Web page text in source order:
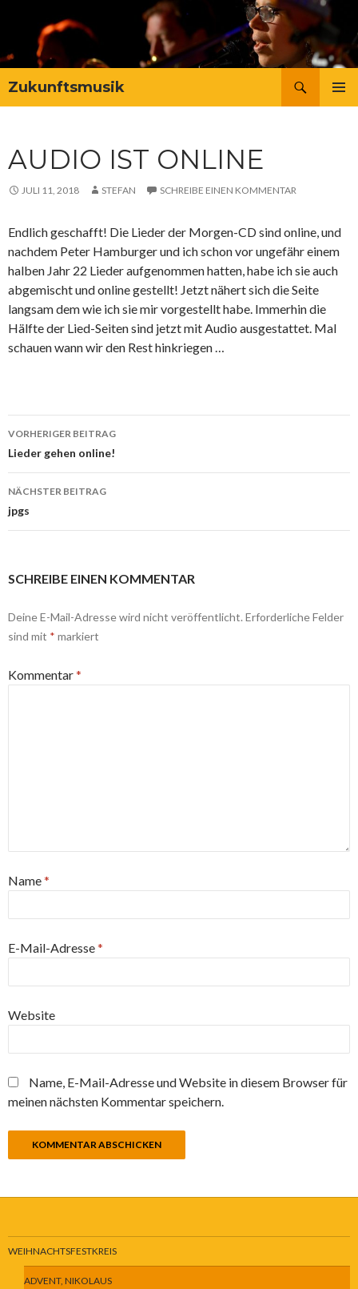
Zukunftsmusik
AUDIO IST ONLINE
JULI 11, 2018 STEFAN SCHREIBE EINEN KOMMENTAR
Endlich geschafft! Die Lieder der Morgen-CD sind online, und
nachdem Peter Hamburger und ich schon vor ungefähr einem
halben Jahr 22 Lieder aufgenommen hatten, habe ich sie auch
abgemischt und online gestellt! Jetzt nähert sich die Seite
langsam dem wie ich sie mir vorgestellt habe. Immerhin die
Hälfte der Lied-Seiten sind jetzt mit Audio ausgestattet. Mal
schauen wann wir den Rest hinkriegen …
Beitragsnavigation
VORHERIGER BEITRAG
Lieder gehen online!
NÄCHSTER BEITRAG
jpgs
SCHREIBE EINEN KOMMENTAR
Deine E-Mail-Adresse wird nicht veröffentlicht. Erforderliche Felder
sind mit * markiert
Kommentar*
Name*
E-Mail-Adresse*
Website
Name, E-Mail-Adresse und Website in diesem Browser für
meinen nächsten Kommentar speichern.
WEIHNACHTSFESTKREIS
ADVENT, NIKOLAUS